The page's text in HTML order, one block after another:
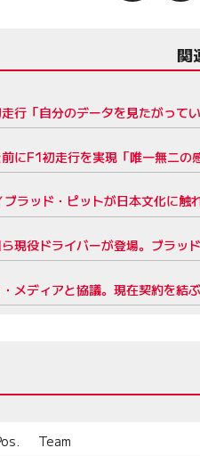
関
行「自分のデータを見たがって
にF1初走行を実現「唯一無二の
ラッド・ピットが日本文化に触
現役ドライバーが登場。ブラッ
メディアと協議。現在契約を結
Team